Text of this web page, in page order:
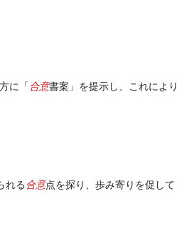
に「 合意書案」を提示し、これにより
れる 合意点を探り、歩み寄りを促して